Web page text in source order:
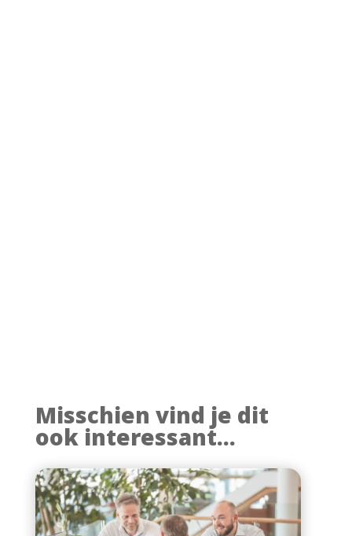
Misschien vind je dit
ook interessant...